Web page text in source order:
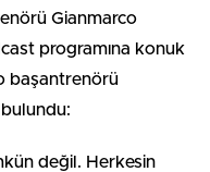
Gianmarco
programına konuk
başantrenörü
değil. Herkesin